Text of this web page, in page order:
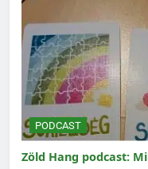
PODCAST
Zöld Hang podcast: